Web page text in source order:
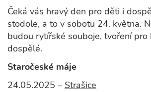
Čeká vás hravý den pro děti i
stodole, a to v sobotu 24. května.
budou rytířské souboje, tvoření pro
dospělé.
Staročeské máje
24.05.2025 – Strašice